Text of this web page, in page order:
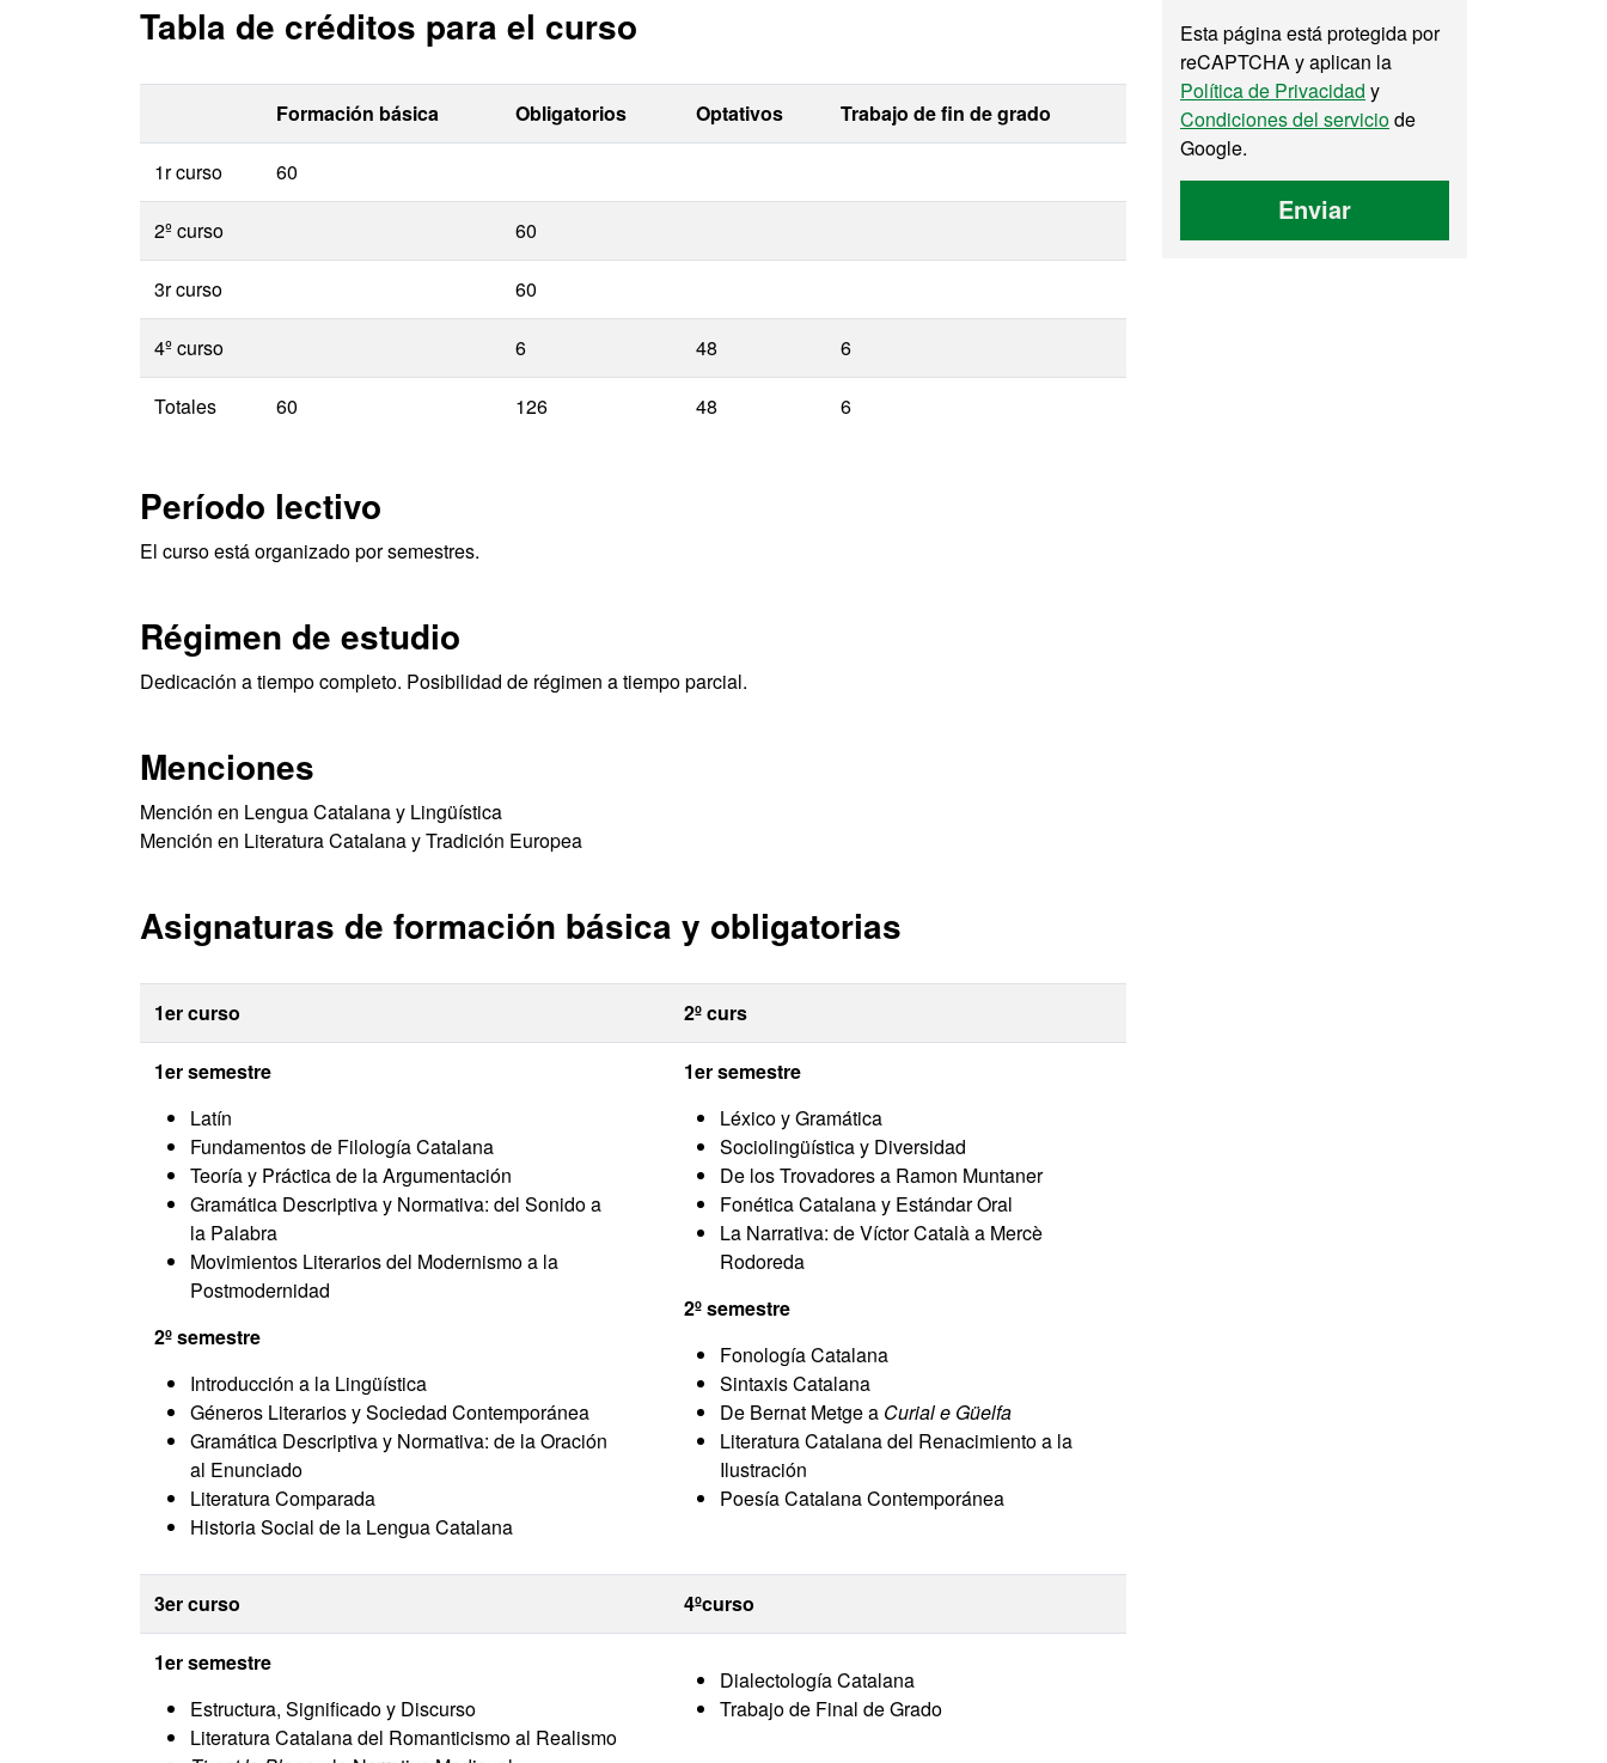
Tabla de créditos para el curso
Formación básica Obligatorios Optativos Trabajo de fin de grado
1r curso 60
2º curso 60
3r curso 60
4º curso 6 48 6
Totales 60 126 48 6
Período lectivo
El curso está organizado por semestres.
Régimen de estudio
Dedicación a tiempo completo. Posibilidad de régimen a tiempo parcial.
Menciones
Mención en Lengua Catalana y Lingüística
Mención en Literatura Catalana y Tradición Europea
Asignaturas de formación básica y obligatorias
1er curso 2º curs
1er semestre
Latín
Fundamentos de Filología Catalana
Teoría y Práctica de la Argumentación
Gramática Descriptiva y Normativa: del Sonido a
la Palabra
Movimientos Literarios del Modernismo a la
Postmodernidad
2º semestre
Introducción a la Lingüística
Géneros Literarios y Sociedad Contemporánea
Gramática Descriptiva y Normativa: de la Oración
al Enunciado
Literatura Comparada
Historia Social de la Lengua Catalana
1er semestre
Léxico y Gramática
Sociolingüística y Diversidad
De los Trovadores a Ramon Muntaner
Fonética Catalana y Estándar Oral
La Narrativa: de Víctor Català a Mercè
Rodoreda
2º semestre
Fonología Catalana
Sintaxis Catalana
De Bernat Metge a Curial e Güelfa
Literatura Catalana del Renacimiento a la
Ilustración
Poesía Catalana Contemporánea
3er curso 4ºcurso
1er semestre
Estructura, Significado y Discurso
Literatura Catalana del Romanticismo al Realismo
Dialectología Catalana
Trabajo de Final de Grado
Esta página está protegida por
reCAPTCHA y aplican la
Política de Privacidad y
Condiciones del serviciode
Google.
Enviar